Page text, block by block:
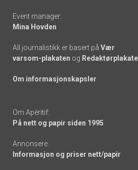
Event manager:
Mina Hovden
All journalistikk er basert på Vær
varsom-plakaten og
Om informasjonskapsler
Om Apéritif:
På nett og papir siden 1995
Annonsere:
Informasjon og priser nett/papir